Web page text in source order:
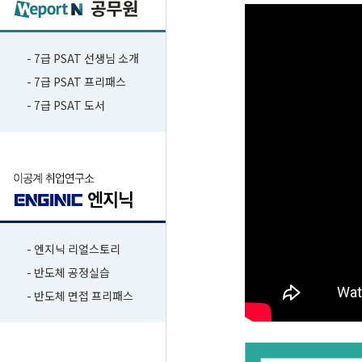
- 7급 PSAT 선생님 소개
- 7급 PSAT 프리패스
- 7급 PSAT 도서
- 엔지닉 리얼스토리
- 반도체 공정실습
- 반도체 면접 프리패스